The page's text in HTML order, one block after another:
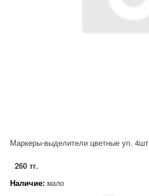
Маркеры-выделители цветные уп. 4шт
260 тг.
Наличие: мало